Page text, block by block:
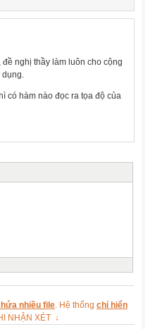
nghị thầy làm luôn cho cộng
dụng.
có hàm nào đọc ra tọa độ của
nhiều file . Hệ thống chỉ hiển
NHẬN XÉT ↓